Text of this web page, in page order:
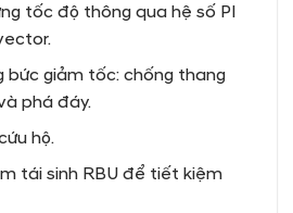
tốc độ thông qua hệ số PI
bức giảm tốc: chống thang
phá đáy.
hộ.
tái sinh RBU để tiết kiệm